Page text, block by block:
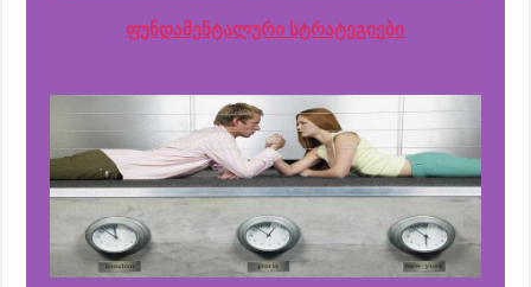
ფუნდამენტალური სტრატეგიები